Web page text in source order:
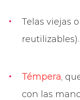
Telas viejas
reutilizables).
Témpera,
con las